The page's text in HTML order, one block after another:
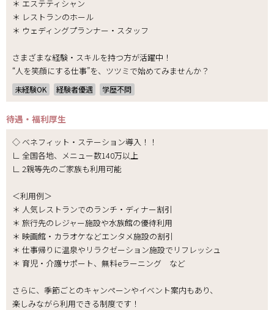
＊ エステティシャン
＊ レストランのホール
＊ ウェディングプランナー・スタッフ
さまざまな経験・スキルを持つ方が活躍中！
“人を笑顔にする仕事”を、ツツミで始めてみませんか？
未経験OK 経験者優遇 学歴不問
待遇・福利厚生
◇ ベネフィット・ステーション導入！！
∟ 全国各地、メニュー数140万以上
∟ 2親等先のご家族も利用可能
＜利用例＞
＊ 人気レストランでのランチ・ディナー割引
＊ 旅行先のレジャー施設や水族館の優待利用
＊ 映画館・カラオケなどエンタメ施設の割引
＊ 仕事帰りに温泉やリラクゼーション施設でリフレッシュ
＊ 育児・介護サポート、無料eラーニング など
さらに、季節ごとのキャンペーンやイベント案内もあり、
楽しみながら利用できる制度です！